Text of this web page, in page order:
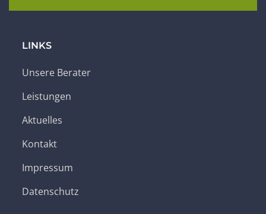
LINKS
Unsere Berater
Leistungen
Aktuelles
Kontakt
Impressum
Datenschutz